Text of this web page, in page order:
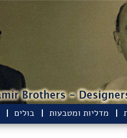
מדליות ומטבעות בולים